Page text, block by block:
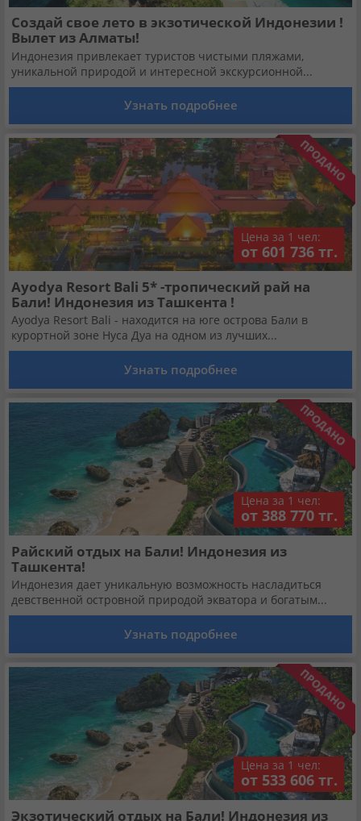
Загрузить приложение из App Store
Создай свое лето в экзотической Индонезии !
Вылет из Алматы!
Индонезия привлекает туристов чистыми пляжами,
уникальной природой и интересной экскурсионной...
Узнать подробнее
Цена за 1 чел:
от 601 736 тг.
Ayodya Resort Bali 5* -тропический рай на
Бали! Индонезия из Ташкента !
Ayodya Resort Bali - находится на юге острова Бали в
курортной зоне Нуса Дуа на одном из лучших...
Узнать подробнее
Цена за 1 чел:
от 388 770 тг.
Райский отдых на Бали! Индонезия из
Ташкента!
Индонезия дает уникальную возможность насладиться
девственной островной природой экватора и богатым...
Узнать подробнее
Цена за 1 чел:
от 533 606 тг.
Экзотический отдых на Бали! Индонезия из